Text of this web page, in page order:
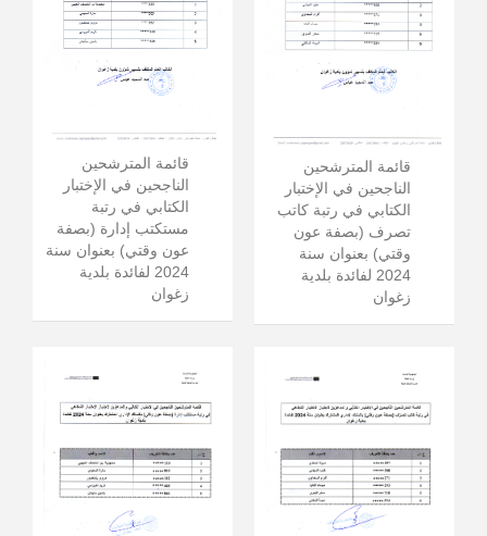
قائمة المترشحين
الناجحين في الإختبار
الكتابي في رتبة
مستكتب إدارة (بصفة
عون وقتي) بعنوان سنة
2024 لفائدة بلدية
زغوان
قائمة المترشحين
الناجحين في الإختبار
الكتابي في رتبة كاتب
تصرف (بصفة عون
وقتي) بعنوان سنة
2024 لفائدة بلدية
زغوان